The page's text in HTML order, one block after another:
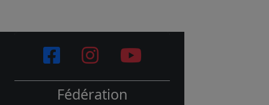
Fédération